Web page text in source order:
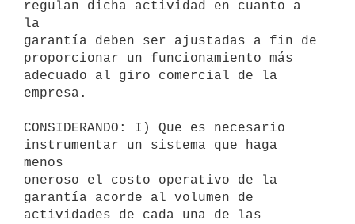
regulan dicha actividad en cuanto a
la
garantía deben ser ajustadas a fin de
proporcionar un funcionamiento más
adecuado al giro comercial de la
empresa.
CONSIDERANDO: I) Que es necesario
instrumentar un sistema que haga
menos
oneroso el costo operativo de la
garantía acorde al volumen de
actividades de cada una de las